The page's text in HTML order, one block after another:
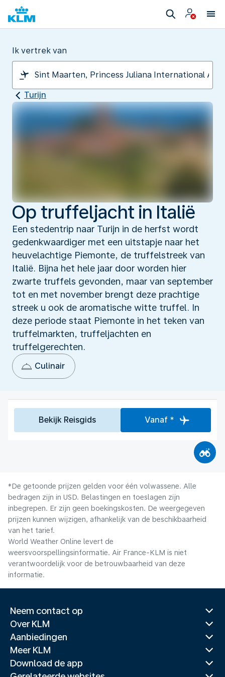
Ik vertrek van
Turijn
Op truffeljacht in Italië
Een stedentrip naar Turijn in de herfst wordt
gedenkwaardiger met een uitstapje naar het
heuvelachtige Piemonte, de truffelstreek van
Italië. Bijna het hele jaar door worden hier
zwarte truffels gevonden, maar van september
tot en met november brengt deze prachtige
streek u ook de aromatische witte truffel. In
deze periode staat Piemonte in het teken van
truffelmarkten, truffeljachten en
truffelgerechten.
Culinair
Bekijk Reisgids Vanaf *
*De getoonde prijzen gelden voor één volwassene. Alle
bedragen zijn in USD. Belastingen en toeslagen zijn
inbegrepen. Er zijn geen boekingskosten. De weergegeven
prijzen kunnen wijzigen, afhankelijk van de beschikbaarheid
van het tarief.
World Weather Online levert de
weersvoorspellingsinformatie. Air France-KLM is niet
verantwoordelijk voor de betrouwbaarheid van deze
informatie.
Neem contact op
Over KLM
Aanbiedingen
Meer KLM
Download de app